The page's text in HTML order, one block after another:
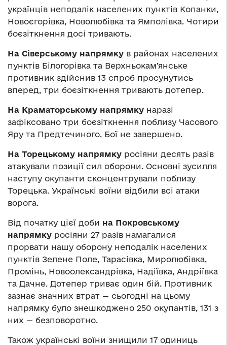
українців неподалік населених пунктів Копанки,
Новоєгорівка, Новолюбівка та Ямполівка. Чотири
боєзіткнення досі тривають.
На Сіверському напрямку в районах населених
пунктів Білогорівка та Верхньокам’янське
противник здійснив 13 спроб просунутись
вперед, три боєзіткнення тривають дотепер.
На Краматорському напрямку наразі
зафіксовано три боєзіткнення поблизу Часового
Яру та Предтечиного. Бої не завершено.
На Торецькому напрямку росіяни десять разів
атакували позиції сил оборони. Основні зусилля
наступу окупанти сконцентрували поблизу
Торецька. Українські воїни відбили всі атаки
ворога.
Від початку цієї доби на Покровському
напрямку росіяни 27 разів намагалися
прорвати нашу оборону неподалік населених
пунктів Зелене Поле, Тарасівка, Миролюбівка,
Промінь, Новоолександрівка, Надіївка, Андріївка
та Дачне. Дотепер триває один бій. Противник
зазнає значних втрат — сьогодні на цьому
напрямку було знешкоджено 250 окупантів, 131 з
них — безповоротно.
Також українські воїни знищили 17 одиниць